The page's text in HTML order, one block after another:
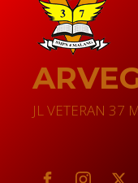
JL VETERAN 37